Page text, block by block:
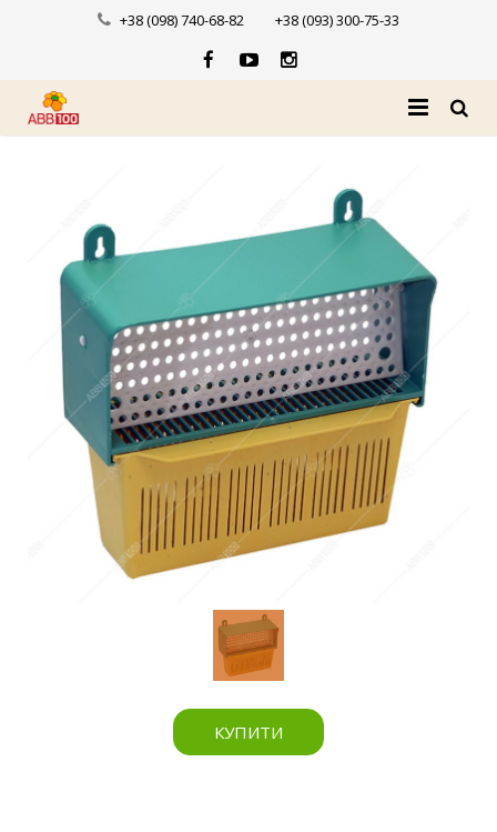
+38 (098) 740-68-82 +38 (093) 300-75-33
Каталог
Доставка і оплата
Новини
Контакти
КУПИТИ